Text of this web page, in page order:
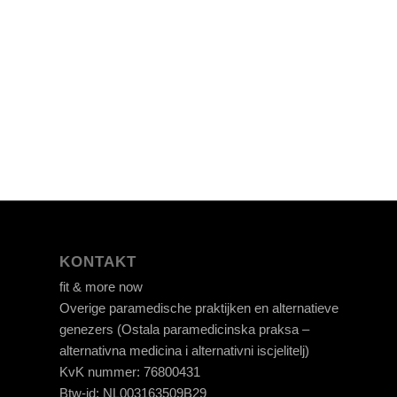
KONTAKT
fit & more now
Overige paramedische praktijken en alternatieve
genezers (Ostala paramedicinska praksa –
alternativna medicina i alternativni iscjelitelj)
KvK nummer: 76800431
Btw-id: NL003163509B29